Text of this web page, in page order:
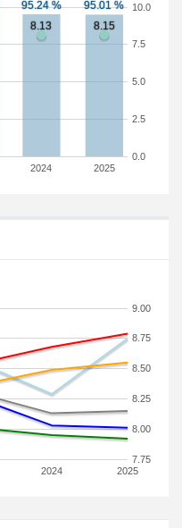
2024 2025
0.0
2.5
5.0
7.5
10.0
2024 2025
7.75
8.00
8.25
8.50
8.75
9.00